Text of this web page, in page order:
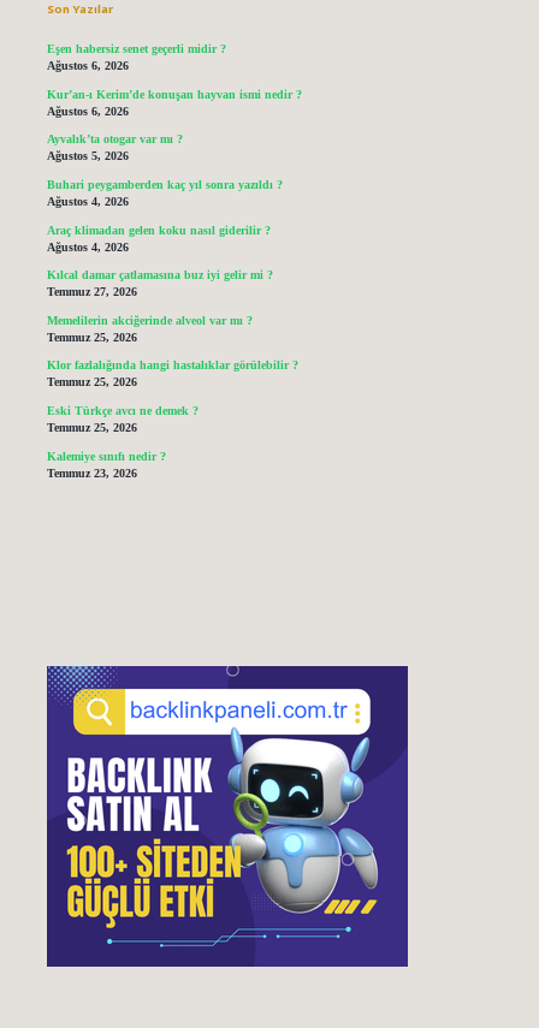
Son Yazılar
Eşen habersiz senet geçerli midir ?
Ağustos 6, 2026
Kur’an-ı Kerim’de konuşan hayvan ismi nedir ?
Ağustos 6, 2026
Ayvalık’ta otogar var mı ?
Ağustos 5, 2026
Buhari peygamberden kaç yıl sonra yazıldı ?
Ağustos 4, 2026
Araç klimadan gelen koku nasıl giderilir ?
Ağustos 4, 2026
Kılcal damar çatlamasına buz iyi gelir mi ?
Temmuz 27, 2026
Memelilerin akciğerinde alveol var mı ?
Temmuz 25, 2026
Klor fazlalığında hangi hastalıklar görülebilir ?
Temmuz 25, 2026
Eski Türkçe avcı ne demek ?
Temmuz 25, 2026
Kalemiye sınıfı nedir ?
Temmuz 23, 2026